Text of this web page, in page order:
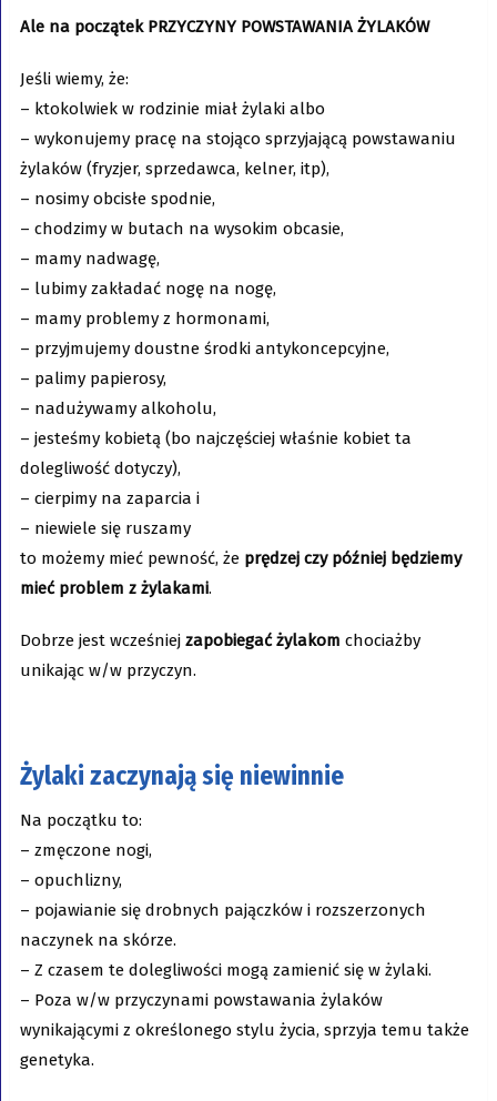
Ale na początek PRZYCZYNY POWSTAWANIA ŻYLAKÓW
Jeśli wiemy, że:
– ktokolwiek w rodzinie miał żylaki albo
– wykonujemy pracę na stojąco sprzyjającą powstawaniu
żylaków (fryzjer, sprzedawca, kelner, itp),
– nosimy obcisłe spodnie,
– chodzimy w butach na wysokim obcasie,
– mamy nadwagę,
– lubimy zakładać nogę na nogę,
– mamy problemy z hormonami,
– przyjmujemy doustne środki antykoncepcyjne,
– palimy papierosy,
– nadużywamy alkoholu,
– jesteśmy kobietą (bo najczęściej właśnie kobiet ta
dolegliwość dotyczy),
– cierpimy na zaparcia i
– niewiele się ruszamy
to możemy mieć pewność, że prędzej czy później będziemy
mieć problem z żylakami.
Dobrze jest wcześniej zapobiegać żylakom chociażby
unikając w/w przyczyn.
Żylaki zaczynają się niewinnie
Na początku to:
– zmęczone nogi,
– opuchlizny,
– pojawianie się drobnych pajączków i rozszerzonych
naczynek na skórze.
– Z czasem te dolegliwości mogą zamienić się w żylaki.
– Poza w/w przyczynami powstawania żylaków
wynikającymi z określonego stylu życia, sprzyja temu także
genetyka.